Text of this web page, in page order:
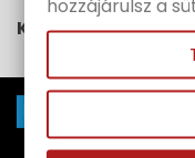
KÖVESS MINKET
hozzájárulsz a